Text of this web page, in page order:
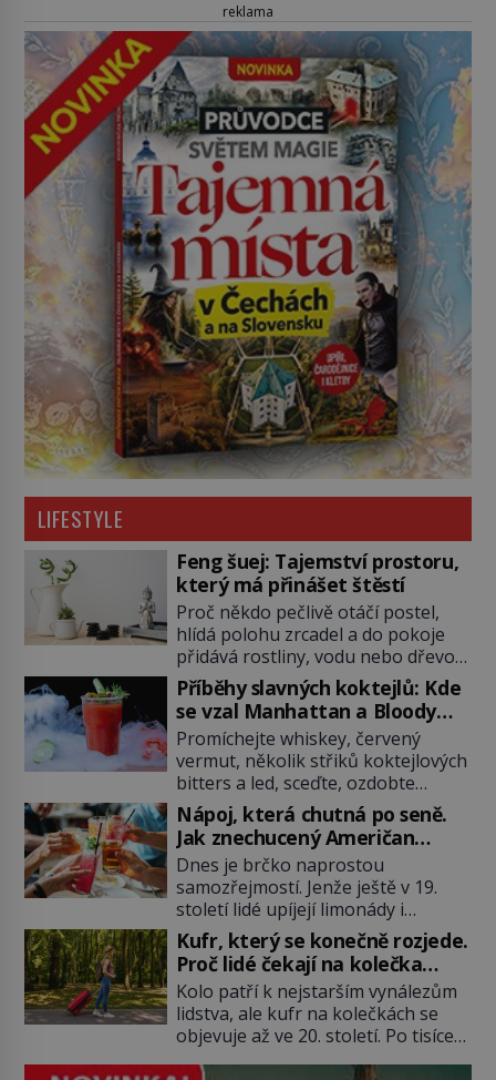
reklama
LIFESTYLE
Feng šuej: Tajemství prostoru,
který má přinášet štěstí
Proč někdo pečlivě otáčí postel,
hlídá polohu zrcadel a do pokoje
přidává rostliny, vodu nebo dřevo?
Feng šuej tvrdí, že domov není jen
soubor zdí a nábytku. Je to prostor,
kterým proudí energie čchi a jeho
uspořádání může ovlivňovat, jak se
v něm člověk cítí. Feng šuej má
kořeny ve staré Číně a jeho historie
[…]
Příběhy slavných koktejlů: Kde
se vzal Manhattan a Bloody
Mary?
Promíchejte whiskey, červený
vermut, několik střiků koktejlových
bitters a led, sceďte, ozdobte
koktejlovou třešinkou a tadá…
Manhattan je tu! A pokud to má být
skutečně on, dejte si pozor, ať
místo klasické americké rye
whiskey či klidně bourbonu
nepoužijete skotskou whisku. Co
se stane? Inu, koktejl bude stále
skvělý, ale už to nebude
Manhattan ale […]
Nápoj, která chutná po seně.
Jak znechucený Američan
vymyslel brčko
Dnes je brčko naprostou
samozřejmostí. Jenže ještě v 19.
století lidé upíjejí limonády i
koktejly dutými stébly žita nebo
žitné slámy. Fungují sice dobře,
mají ale jednu nepříjemnou
vlastnost po chvíli se rozmáčejí a
nápoji dodávají travnatou příchuť.
Právě tahle drobná nepříjemnost
přivede amerického výrobce
Kufr, který se konečně rozjede.
Proč lidé čekají na kolečka
téměř pět tisíc let?
Kolo patří k nejstarším vynálezům
lidstva, ale kufr na kolečkách se
objevuje až ve 20. století. Po tisíce